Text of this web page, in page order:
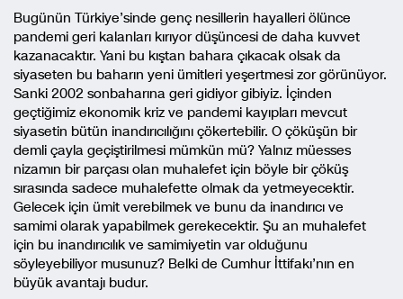
Bugünün Türkiye’sinde genç nesillerin hayalleri ölünce
pandemi geri kalanları kırıyor düşüncesi de daha kuvvet
kazanacaktır. Yani bu kıştan bahara çıkacak olsak da
siyaseten bu baharın yeni ümitleri yeşertmesi zor görünüyor.
Sanki 2002 sonbaharına geri gidiyor gibiyiz. İçinden
geçtiğimiz ekonomik kriz ve pandemi kayıpları mevcut
siyasetin bütün inandırıcılığını çökertebilir. O çöküşün bir
demli çayla geçiştirilmesi mümkün mü? Yalnız müesses
nizamın bir parçası olan muhalefet için böyle bir çöküş
sırasında sadece muhalefette olmak da yetmeyecektir.
Gelecek için ümit verebilmek ve bunu da inandırıcı ve
samimi olarak yapabilmek gerekecektir. Şu an muhalefet
için bu inandırıcılık ve samimiyetin var olduğunu
söyleyebiliyor musunuz? Belki de Cumhur İttifakı’nın en
büyük avantajı budur.